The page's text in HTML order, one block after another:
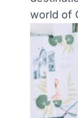
world of